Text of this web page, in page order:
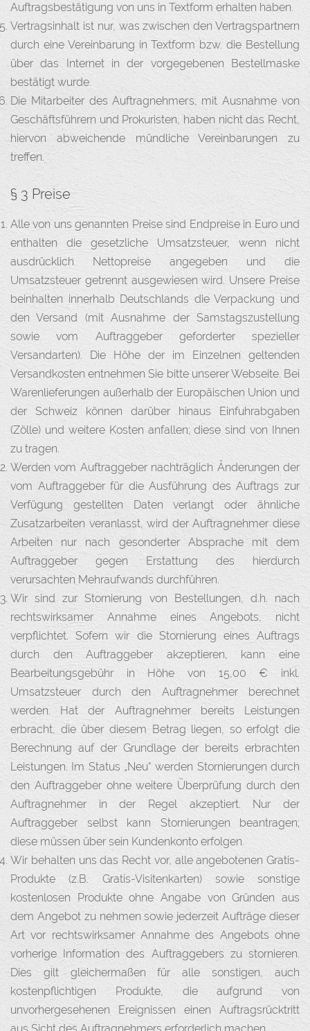
Auftragsbestätigung von uns in Textform erhalten haben.
Vertragsinhalt ist nur, was zwischen den Vertragspartnern
durch eine Vereinbarung in Textform bzw. die Bestellung
über das Internet in der vorgegebenen Bestellmaske
bestätigt wurde.
Die Mitarbeiter des Auftragnehmers, mit Ausnahme von
Geschäftsführern und Prokuristen, haben nicht das Recht,
hiervon abweichende mündliche Vereinbarungen zu
treffen.
§ 3 Preise
Alle von uns genannten Preise sind Endpreise in Euro und
enthalten die gesetzliche Umsatzsteuer, wenn nicht
ausdrücklich Nettopreise angegeben und die
Umsatzsteuer getrennt ausgewiesen wird. Unsere Preise
beinhalten innerhalb Deutschlands die Verpackung und
den Versand (mit Ausnahme der Samstagszustellung
sowie vom Auftraggeber geforderter spezieller
Versandarten). Die Höhe der im Einzelnen geltenden
Versandkosten entnehmen Sie bitte unserer Webseite. Bei
Warenlieferungen außerhalb der Europäischen Union und
der Schweiz können darüber hinaus Einfuhrabgaben
(Zölle) und weitere Kosten anfallen; diese sind von Ihnen
zu tragen.
Werden vom Auftraggeber nachträglich Änderungen der
vom Auftraggeber für die Ausführung des Auftrags zur
Verfügung gestellten Daten verlangt oder ähnliche
Zusatzarbeiten veranlasst, wird der Auftragnehmer diese
Arbeiten nur nach gesonderter Absprache mit dem
Auftraggeber gegen Erstattung des hierdurch
verursachten Mehraufwands durchführen.
Wir sind zur Stornierung von Bestellungen, d.h. nach
rechtswirksamer Annahme eines Angebots, nicht
verpflichtet. Sofern wir die Stornierung eines Auftrags
durch den Auftraggeber akzeptieren, kann eine
Bearbeitungsgebühr in Höhe von 15,00 € inkl.
Umsatzsteuer durch den Auftragnehmer berechnet
werden. Hat der Auftragnehmer bereits Leistungen
erbracht, die über diesem Betrag liegen, so erfolgt die
Berechnung auf der Grundlage der bereits erbrachten
Leistungen. Im Status „Neu“ werden Stornierungen durch
den Auftraggeber ohne weitere Überprüfung durch den
Auftragnehmer in der Regel akzeptiert. Nur der
Auftraggeber selbst kann Stornierungen beantragen;
diese müssen über sein Kundenkonto erfolgen.
Wir behalten uns das Recht vor, alle angebotenen Gratis-
Produkte (z.B. Gratis-Visitenkarten) sowie sonstige
kostenlosen Produkte ohne Angabe von Gründen aus
dem Angebot zu nehmen sowie jederzeit Aufträge dieser
Art vor rechtswirksamer Annahme des Angebots ohne
vorherige Information des Auftraggebers zu stornieren.
Dies gilt gleichermaßen für alle sonstigen, auch
kostenpflichtigen Produkte, die aufgrund von
unvorhergesehenen Ereignissen einen Auftragsrücktritt